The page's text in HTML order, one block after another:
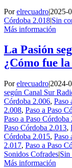
Porelrecuadro|2025-
Córdoba 2.018|Sin
Más información
La Pasión
¿Cómo fue
Porelrecuadro|2024-
según Canal Sur
Córdoba 2.006, Paso
2.008, Paso a Paso
Paso a Paso Córdoba
Paso Córdoba 2.013,
Córdoba 2.015, Paso
2.017, Paso a Paso
Sonidos Cofrades|Sin
Más información